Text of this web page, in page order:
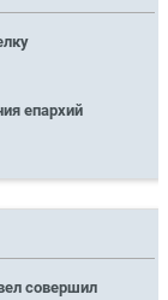
епархий
совершил